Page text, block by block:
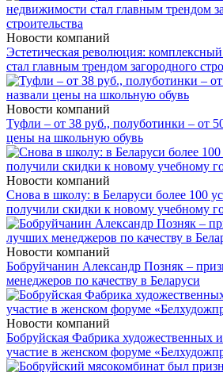
Новости компаний
Эстетическая революция:
стал главным трендом загородного
Новости компаний
Туфли – от 38 руб., полуботинки – от
цены на школьную обувь
Новости компаний
Снова в школу: в Беларуси более 100
получили скидки к новому учебному
Новости компаний
Бобруйчанин Александр Позняк –
менеджеров по качеству в Беларуси
Новости компаний
Бобруйская Фабрика художественных
участие в женском форуме